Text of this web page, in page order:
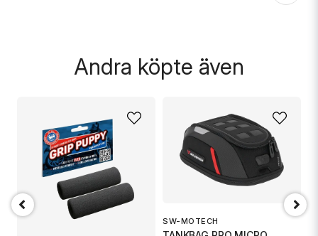
Andra köpte även
SW-MOTECH